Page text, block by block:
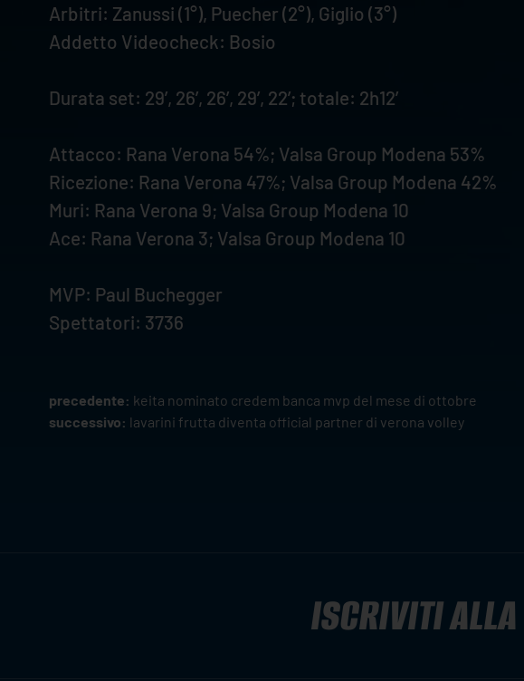
Arbitri: Zanussi (1°), Puecher (2°), Giglio (3°)
Addetto Videocheck: Bosio
Durata set: 29’, 26’, 26’, 29’, 22’; totale: 2h12’
Attacco: Rana Verona 54%; Valsa Group Modena 53%
Ricezione: Rana Verona 47%; Valsa Group Modena 42%
Muri: Rana Verona 9; Valsa Group Modena 10
Ace: Rana Verona 3; Valsa Group Modena 10
MVP: Paul Buchegger
Spettatori: 3736
precedente: keita nominato credem banca mvp del mese di ottobre
successivo: lavarini frutta diventa official partner di verona volley
ISCRIVITI ALLA